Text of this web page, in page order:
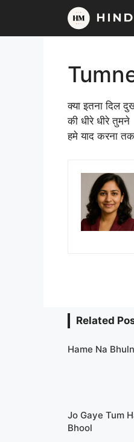
content
क्या इतना दिल
की धीरे धीरे तुमने
हमे याद करना
Related
Hame Na
Jo Gaye Tum
Bhool